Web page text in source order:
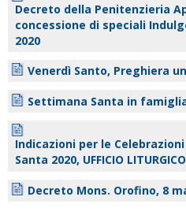
Decreto della Penitenzieria
concessione di speciali
2020
Venerdì Santo, Preghiera
Settimana Santa in
Indicazioni per le
Santa 2020, UFFICIO
Decreto Mons. Orofino, 8